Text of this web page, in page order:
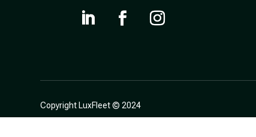
Copyright LuxFleet © 2024